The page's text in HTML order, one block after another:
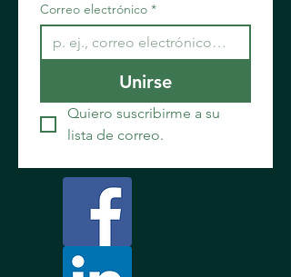
Correo electrónico *
Unirse
Quiero suscribirme a su
lista de correo.